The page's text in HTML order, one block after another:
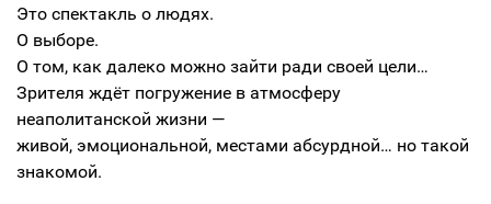
Это спектакль о людях.
О выборе.
О том, как далеко можно зайти ради своей цели…
Зрителя ждёт погружение в атмосферу
неаполитанской жизни —
живой, эмоциональной, местами абсурдной… но такой
знакомой.